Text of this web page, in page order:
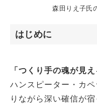
森田りえ子氏
はじめに
「つくり手の魂が見
ハンスピーター・カ
りながら深い確信が宿